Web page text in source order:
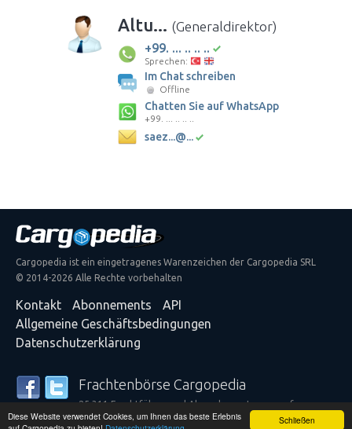
Schließen
Diese Website verwendet Cookies, um Ihnen das beste Erlebnis
Altu... (Generaldirektor)
+99. ... .. .. ..
Sprechen:
Im Chat schreiben
Offline
Chatten Sie auf WhatsApp
+99. ... .. .. ..
saez...@...
Cargopedia ist ein eingetragenes Warenzeichen der Cargopedia SRL
© 2014-2026 Alle Rechte vorbehalten
Kontakt Abonnements
API
Allgemeine Geschäftsbedingungen
Datenschutzerklärung
Frachtenbörse Cargopedia
25.311 Frachtführer und Absender vertrauen auf unsere
Dienstleistungen